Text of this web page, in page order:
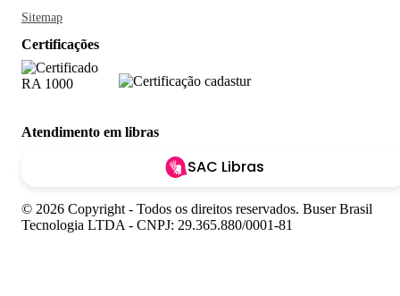
Sitemap
Certificações
Atendimento em libras
SAC Libras
© 2026 Copyright - Todos os direitos reservados. Buser Brasil
Tecnologia LTDA - CNPJ: 29.365.880/0001-81